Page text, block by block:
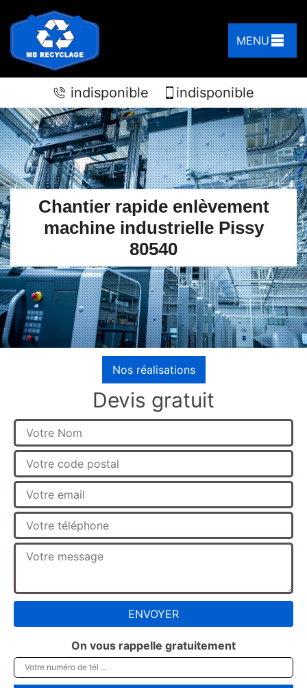
MENU
indisponible indisponible
Chantier rapide enlèvement
machine industrielle Pissy
80540
Nos réalisations
Devis gratuit
On vous rappelle gratuitement